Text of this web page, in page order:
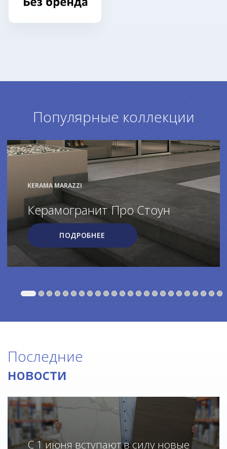
Популярные коллекции
KERAMA MARAZZI
Керамогранит Про Стоун
ПОДРОБНЕЕ
Последние
новости
С 1 июня вступают в силу новые